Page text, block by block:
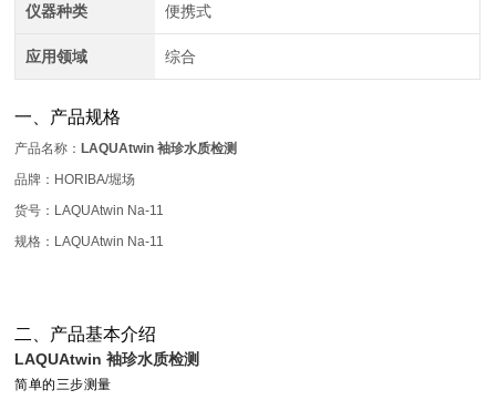
仪器种类 便携式
应用领域 综合
一、产品规格
产品名称： LAQUAtwin 袖珍水质检测
品牌：HORIBA/堀场
货号：LAQUAtwin Na-11
规格：LAQUAtwin Na-11
二、产品基本介绍
LAQUAtwin 袖珍水质检测
简单的三步测量